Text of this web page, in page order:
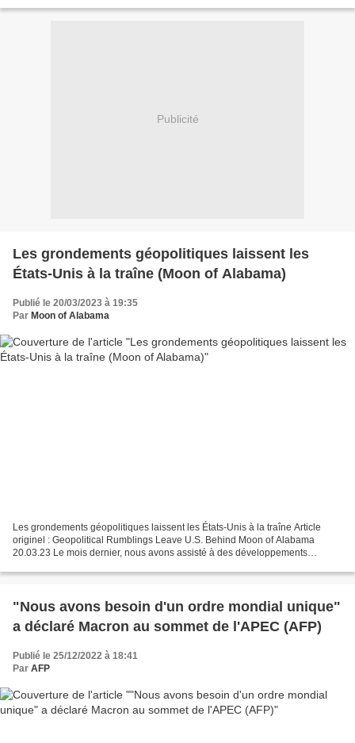
Publicité
Les grondements géopolitiques laissent les
États-Unis à la traîne (Moon of Alabama)
Publié le 20/03/2023 à 19:35
Par Moon of Alabama
Les grondements géopolitiques laissent les États-Unis à la traîne Article
originel : Geopolitical Rumblings Leave U.S. Behind Moon of Alabama
20.03.23 Le mois dernier, nous avons assisté à des développements
"Nous avons besoin d'un ordre mondial unique"
a déclaré Macron au sommet de l'APEC (AFP)
Publié le 25/12/2022 à 18:41
Par AFP